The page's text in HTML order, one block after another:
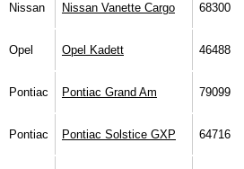
Nissan Nissan Vanette Cargo 68300
Opel Opel Kadett 46488
Pontiac Pontiac Grand Am 79099
Pontiac Pontiac Solstice GXP 64716